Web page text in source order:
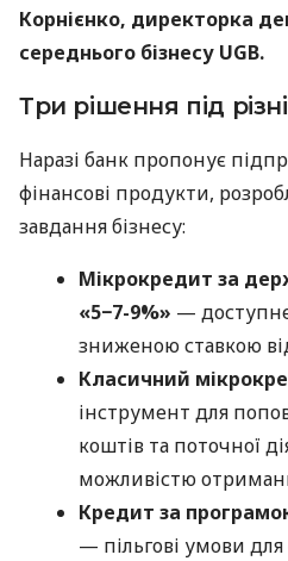
Корнієнко, директорка
середнього бізнесу UGB.
Три рішення під
Наразі банк пропонує
фінансові продукти,
завдання бізнесу:
Мікрокредит за
«5−7-9%» —
зниженою ставкою
Класичний
інструмент для
коштів та поточної
можливістю
Кредит за
— пільгові умови